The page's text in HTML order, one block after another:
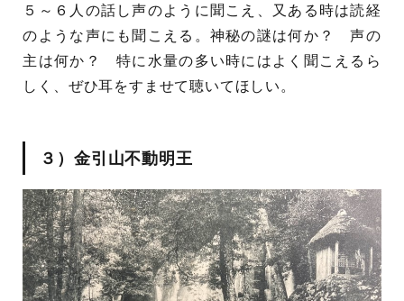
５～６人の話し声のように聞こえ、又ある時は読経
のような声にも聞こえる。神秘の謎は何か？ 声の
主は何か？ 特に水量の多い時にはよく聞こえるら
しく、ぜひ耳をすませて聴いてほしい。
３）金引山不動明王